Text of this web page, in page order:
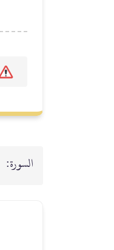
السورة: